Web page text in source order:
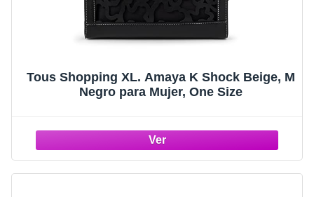
Tous Shopping XL. Amaya K Shock Beige, M
Negro para Mujer, One Size